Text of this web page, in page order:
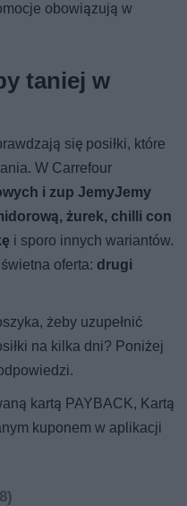
obowiązują w
taniej w
się posiłki, które
W Carrefour
i zup JemyJemy
żurek, chilli con
i sporo innych wariantów.
oferta: drugi
żeby uzupełnić
na kilka dni? Poniżej
kartą PAYBACK, Kartą
kuponem w aplikacji